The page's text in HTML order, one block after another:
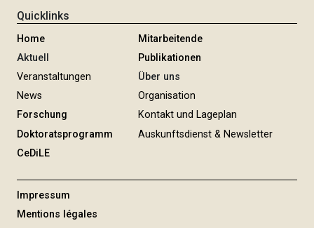
e
u
n
g
Quicklinks
Home
Aktuell
Veranstaltungen
News
Forschung
Doktoratsprogramm
CeDiLE
Mitarbeitende
Publikationen
Über uns
Organisation
Kontakt und Lageplan
Auskunftsdienst & Newsletter
Impressum
Mentions légales